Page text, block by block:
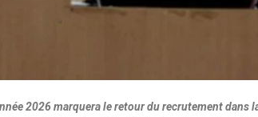
2026 marquera le retour du recrutement dans